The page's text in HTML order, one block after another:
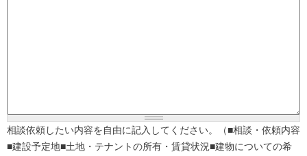
相談依頼したい内容を自由に記入してください。（■相談・依頼内容
■建設予定地■土地・テナントの所有・賃貸状況■建物についての希